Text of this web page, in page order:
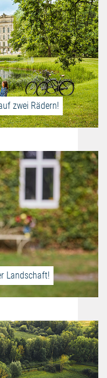
zwei Rädern!
Landschaft!